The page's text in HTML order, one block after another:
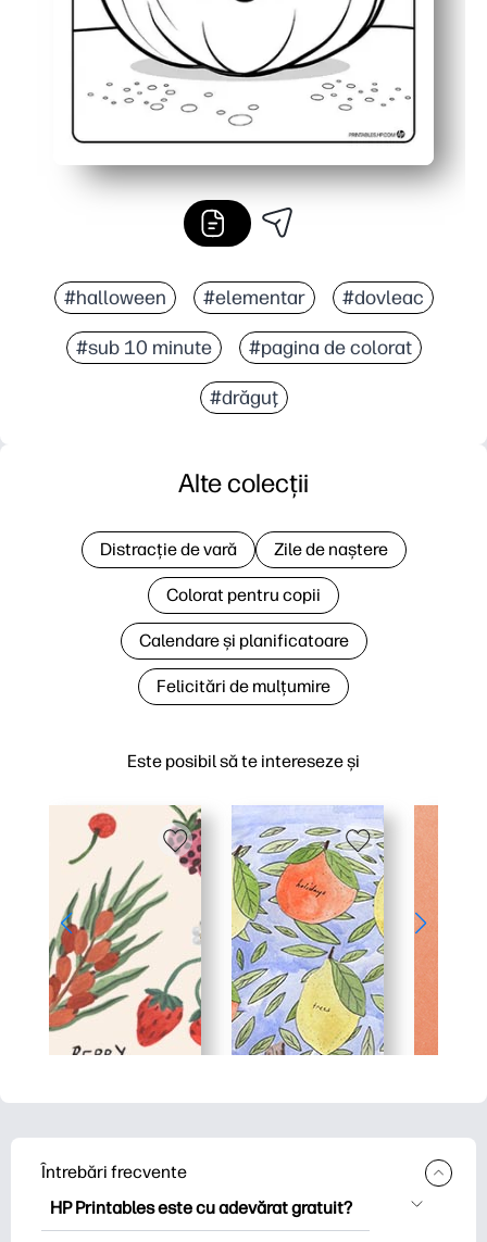
#halloween #elementar #dovleac
#sub 10 minute #pagina de colorat
#drăguţ
Este posibil să te intereseze și
Alte colecții
Distracție de vară Zile de naștere
Colorat pentru copii
Calendare și planificatoare
Felicitări de mulțumire
Întrebări frecvente
HP Printables este cu adevărat gratuit?